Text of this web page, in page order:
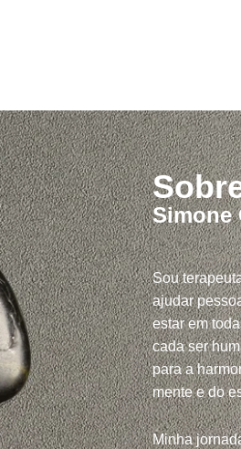
Simone
Sou
ajudar
estar em
cada ser
para a
mente e do
Minha